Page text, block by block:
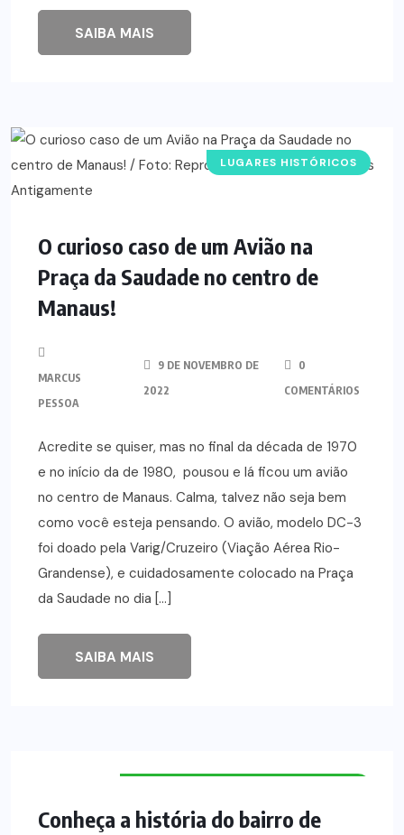
SAIBA MAIS
LUGARES HISTÓRICOS
O curioso caso de um Avião na
Praça da Saudade no centro de
Manaus!
MARCUS
PESSOA
9 DE NOVEMBRO DE
2022
0
COMENTÁRIOS
Acredite se quiser, mas no final da década de 1970
e no início da de 1980, pousou e lá ficou um avião
no centro de Manaus. Calma, talvez não seja bem
como você esteja pensando. O avião, modelo DC-3
foi doado pela Varig/Cruzeiro (Viação Aérea Rio-
Grandense), e cuidadosamente colocado na Praça
da Saudade no dia […]
SAIBA MAIS
Conheça a história do bairro de